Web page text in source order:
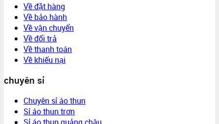
Về đặt hàng
Về bảo hành
Về vận chuyển
Về đổi trả
Về thanh toán
Về khiếu nại
chuyên sỉ
Chuyên sỉ áo thun
Sỉ áo thun trơn